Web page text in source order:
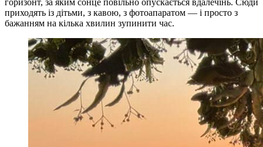
приходять із дітьми, з кавою, з фотоапаратом — і просто з
бажанням на кілька хвилин зупинити час.